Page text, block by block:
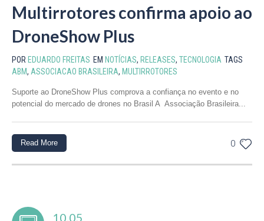
Multirrotores confirma apoio ao
DroneShow Plus
POR EDUARDO FREITAS EM NOTÍCIAS, RELEASES, TECNOLOGIA TAGS
ABM, ASSOCIACAO BRASILEIRA, MULTIRROTORES
Suporte ao DroneShow Plus comprova a confiança no evento e no
potencial do mercado de drones no Brasil A Associação Brasileira...
0
Read More
10.05